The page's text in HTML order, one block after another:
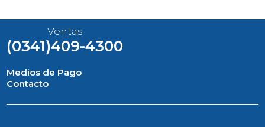
Ventas
(0341)409-4300
Medios de Pago
Contacto